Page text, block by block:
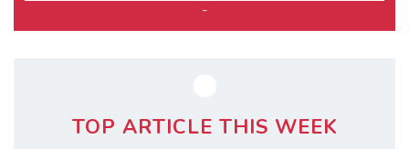
-
TOP ARTICLE THIS WEEK